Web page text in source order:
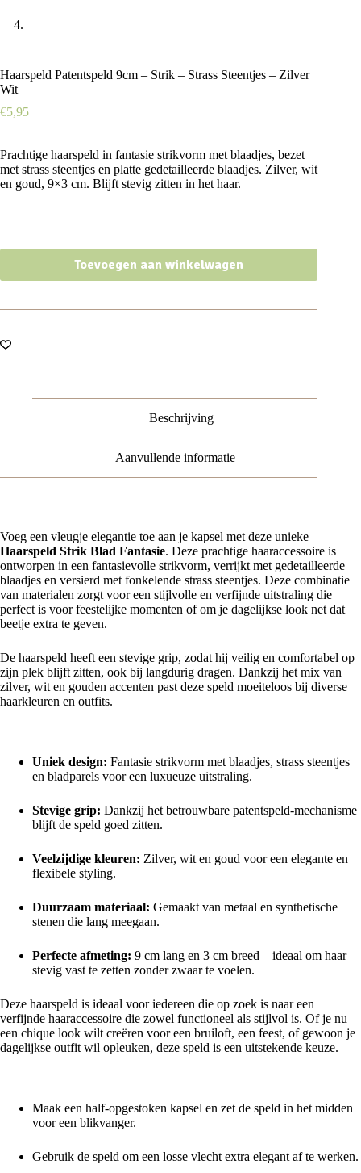
Haarspeld Patentspeld 9cm – Strik – Strass Steentjes – Zilver
Wit
€5,95
Prachtige haarspeld in fantasie strikvorm met blaadjes, bezet
met strass steentjes en platte gedetailleerde blaadjes. Zilver, wit
en goud, 9×3 cm. Blijft stevig zitten in het haar.
Toevoegen aan winkelwagen
Beschrijving
Aanvullende informatie
Voeg een vleugje elegantie toe aan je kapsel met deze unieke
Haarspeld Strik Blad Fantasie. Deze prachtige haaraccessoire is
ontworpen in een fantasievolle strikvorm, verrijkt met gedetailleerde
blaadjes en versierd met fonkelende strass steentjes. Deze combinatie
van materialen zorgt voor een stijlvolle en verfijnde uitstraling die
perfect is voor feestelijke momenten of om je dagelijkse look net dat
beetje extra te geven.
De haarspeld heeft een stevige grip, zodat hij veilig en comfortabel op
zijn plek blijft zitten, ook bij langdurig dragen. Dankzij het mix van
zilver, wit en gouden accenten past deze speld moeiteloos bij diverse
haarkleuren en outfits.
Uniek design: Fantasie strikvorm met blaadjes, strass steentjes
en bladparels voor een luxueuze uitstraling.
Stevige grip: Dankzij het betrouwbare patentspeld-mechanisme
blijft de speld goed zitten.
Veelzijdige kleuren: Zilver, wit en goud voor een elegante en
flexibele styling.
Duurzaam materiaal: Gemaakt van metaal en synthetische
stenen die lang meegaan.
Perfecte afmeting: 9 cm lang en 3 cm breed – ideaal om haar
stevig vast te zetten zonder zwaar te voelen.
Deze haarspeld is ideaal voor iedereen die op zoek is naar een
verfijnde haaraccessoire die zowel functioneel als stijlvol is. Of je nu
een chique look wilt creëren voor een bruiloft, een feest, of gewoon je
dagelijkse outfit wil opleuken, deze speld is een uitstekende keuze.
Maak een half-opgestoken kapsel en zet de speld in het midden
voor een blikvanger.
Gebruik de speld om een losse vlecht extra elegant af te werken.